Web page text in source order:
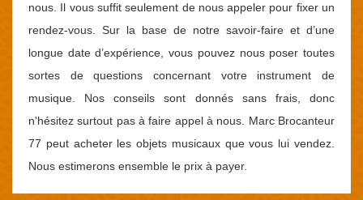
nous. Il vous suffit seulement de nous appeler pour fixer un
rendez-vous. Sur la base de notre savoir-faire et d’une
longue date d’expérience, vous pouvez nous poser toutes
sortes de questions concernant votre instrument de
musique. Nos conseils sont donnés sans frais, donc
n'hésitez surtout pas à faire appel à nous. Marc Brocanteur
77 peut acheter les objets musicaux que vous lui vendez.
Nous estimerons ensemble le prix à payer.